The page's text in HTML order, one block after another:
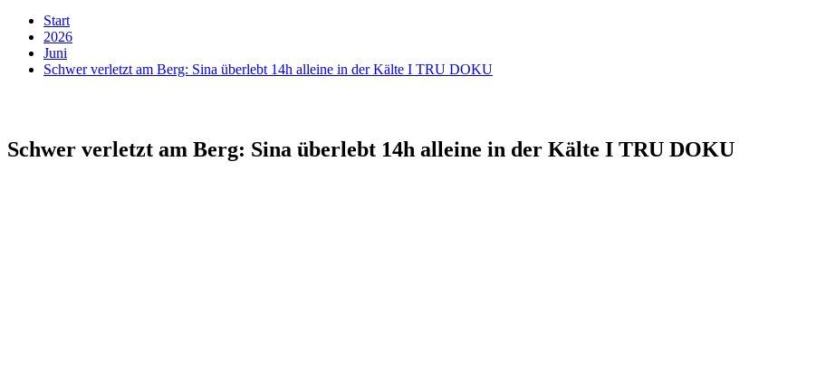
Start
2026
Juni
Schwer verletzt am Berg: Sina überlebt 14h alleine in der Kälte I TRU DOKU
Schwer verletzt am Berg: Sina überlebt 14h alleine in der Kälte I TRU DOKU